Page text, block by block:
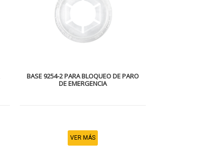
BASE 9254-2 PARA BLOQUEO DE PARO
DE EMERGENCIA
VER MÁS